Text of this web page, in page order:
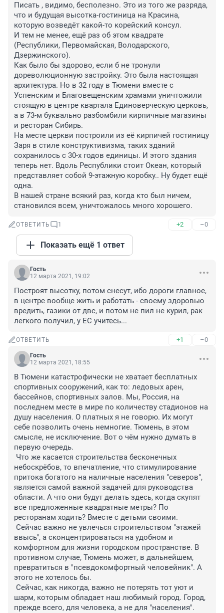
Писать , видимо, бесполезно. Это из того же разряда,
что и будущая высотка-гостиница на Красина,
которую возведёт какой-то корейский консул.
И тем не менее, ещё раз об этом квадрате
(Республики, Первомайская, Володарского,
Дзержинского).
Как было бы здорово, если б не тронули
дореволюционную застройку. Это была настоящая
архитектура. Но в 32 году в Тюмени вместе с
Успенским и Благовещенским храмами уничтожили
стоящую в центре квартала Единоверческую церковь,
а в 73-м буквально разбомбили кирпичные магазины
и ресторан Сибирь.
На месте церкви построили из её кирпичей гостиницу
Заря в стиле конструктивизма, таких зданий
сохранилось с 30-х годов единицы. И этого здания
теперь нет. Вдоль Республики стоит Океан, который
представляет собой 9-этажную коробку.. Ну будет ещё
одна.
В нашей стране всякий раз, когда кто был ничем,
становился всем, уничтожалось много хорошего.
ОТВЕТИТЬ 1 +2 –0
Показать ещё 1 ответ
Гость
12 марта 2021, 19:02
Построят высотку, потом снесут, ибо дороги главное,
в центре вообще жить и работать - своему здоровью
вредить, газики от двс, и потом не пил не курил, рак
легкого получил, у ЕС учитесь...
ОТВЕТИТЬ +1 –0
Гость
12 марта 2021, 18:55
В Тюмени катастрофически не хватает бесплатных
спортивных сооружений, как то: ледовых арен,
бассейнов, спортивных залов. Мы, Россия, на
последнем месте в мире по количеству стадионов на
душу населения. О платных я не говорю. Их могут
себе позволить очень немногие. Тюмень, в этом
смысле, не исключение. Вот о чём нужно думать в
первую очередь.
Что же касается строительства бесконечных
небоскрёбов, то впечатление, что стимулирование
притока богатого на наличные населения "северов",
является самой важной задачей для руководства
области. А что они будут делать здесь, когда скупят
все предложенные квадратные метры? По
ресторанам ходить? Вместе с детьми своими.
Сейчас важно не увлечься строительством "этажей
ввысь", а сконцентрироваться на удобном и
комфортном для жизни городском пространстве. В
противном случае, Тюмень может, в дальнейшем,
превратиться в "псевдокомфортный человейник". А
этого не хотелось бы.
Сейчас, как никогда, важно не потерять тот уют и
шарм, которым обладает наш любимый город. Город,
прежде всего, для человека, а не для "населения".